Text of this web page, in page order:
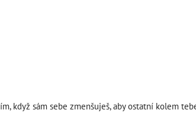
když sám sebe zmenšuješ, aby ostatní kolem